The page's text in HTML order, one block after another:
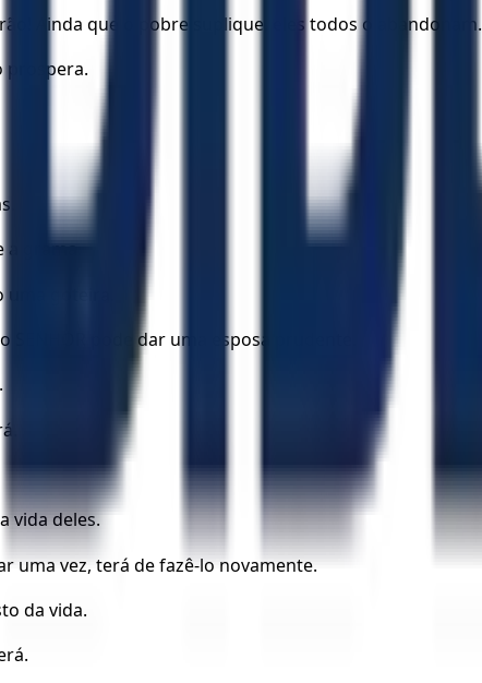
Ainda que o pobre suplique, eles todos o abandonam.
prospera.
grama.
goteira.
pode dar uma esposa prudente.
vida deles.
uma vez, terá de fazê-lo novamente.
da vida.